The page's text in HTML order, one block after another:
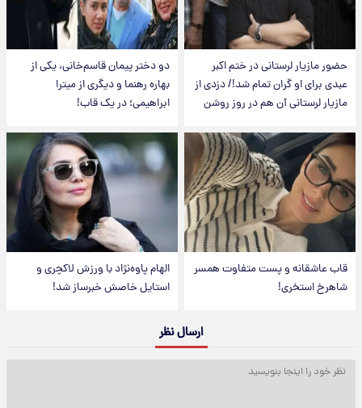
حضور مازیار لرستانی در ختم اکبر
عبدی برای او گران تمام شد!/ دزدی از
مازیار لرستانی آن هم در روز روشن
دو دختر پیمان قاسم‌خانی، یکی از
بهاره رهنما و دیگری از میترا
ابراهیمی؛ در یک قاب!
قاب عاشقانه و پست متفاوت همسر
شاهرخ استخری!
الهام پاوه‌نژاد با ورزش لاکچری و
استایل خاصش خبرساز شد!
ارسال نظر